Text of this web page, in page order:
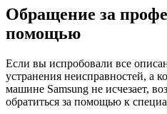
Обращение за
помощью
Если вы испробовали все
устранения неисправностей, а
машине Samsung не исчезает,
обратиться за помощью к